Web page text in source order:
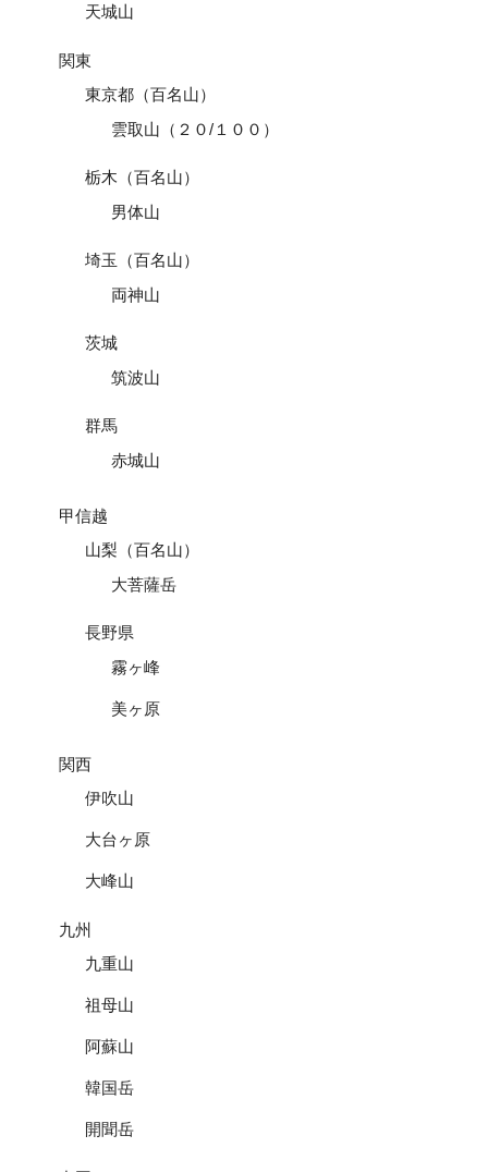
天城山
関東
東京都（百名山）
雲取山（２０/１００）
栃木（百名山）
男体山
埼玉（百名山）
両神山
茨城
筑波山
群馬
赤城山
甲信越
山梨（百名山）
大菩薩岳
長野県
霧ヶ峰
美ヶ原
関西
伊吹山
大台ヶ原
大峰山
九州
九重山
祖母山
阿蘇山
韓国岳
開聞岳